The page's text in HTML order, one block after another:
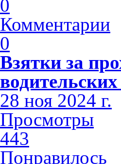
0
Комментарии
0
Взятки за
28 ноя 2024 г.
Просмотры
443
Понравилось